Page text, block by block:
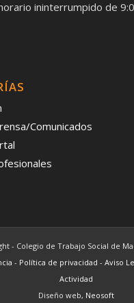
ininterrumpido de
Comunicados
- Colegio de Trabajo Social de
- Política de privacidad - Aviso
Actividad
Diseño web, Neosoft